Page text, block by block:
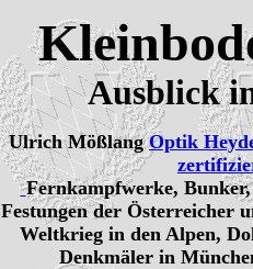
Ausblick
Ulrich MößlangOptik
Fernkampfwerke,
Festungen der Österreicher
Weltkrieg in den Alpen,
Denkmäler in